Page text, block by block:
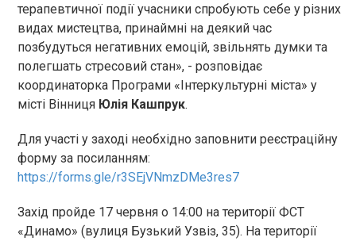
терапевтичної події учасники спробують себе у різних
видах мистецтва, принаймні на деякий час
позбудуться негативних емоцій, звільнять думки та
полегшать стресовий стан», - розповідає
координаторка Програми «Інтеркультурні міста» у
місті Вінниця Юлія Кашпрук.
Для участі у заході необхідно заповнити реєстраційну
форму за посиланням:
https://forms.gle/r3SEjVNmzDMe3res7
Захід пройде 17 червня о 14:00 на території ФСТ
«Динамо» (вулиця Бузький Узвіз, 35). На території